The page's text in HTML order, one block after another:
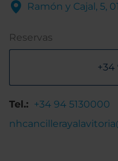
Ramón y Cajal, 5,
Reservas
+34
Tel.: +34 94 5130000